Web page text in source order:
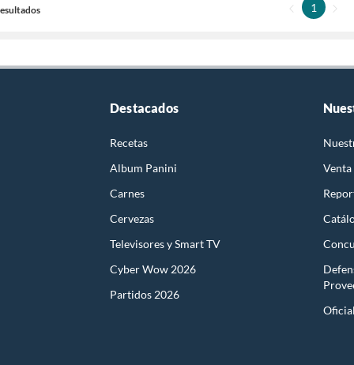
1
Destacados
Recetas
Album Panini
Carnes
Cervezas
Televisores y Smart TV
Cyber Wow 2026
Partidos 2026
Venta